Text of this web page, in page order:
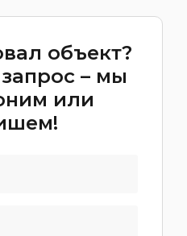
объект?
– мы
или